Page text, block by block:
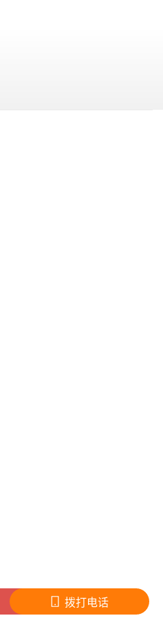
拨打电话